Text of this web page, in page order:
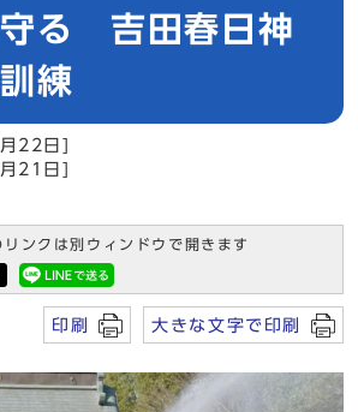
る 吉田春日神
練
22日]
21日]
ンクは別ウィンドウで開きます
印刷 大きな文字で印刷